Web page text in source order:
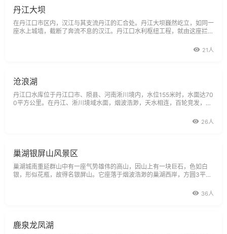
丹江大坝
在丹江口市区内，汉江与其支流丹江的汇合处。丹江大坝巍然屹立，如同一
座水上城墙，截断了奔流不息的汉江。丹江口水利枢纽工程，就由这座拦河
自行勘测、自行设计、自行施工建造的一座具有防洪、发电、灌溉、航运、
21人
沧浪湖
丹江口水库位于丹江口市、陨县、河南淅川境内，水位155米时，水面达70
0平方公里。在丹江、淅川境域水面，烟波浩渺，天水相连，百轮竞发，水
天光、水色、山景、云景、帆影衬映出一幅幅绚丽多彩的图画。均州八景之
26人
巢湖银屏山风景区
巢湖城南重延群山中有一座气势雄伟的高山，因山上有一块巨石，色如白
银，形似花瓶，故得名银屏山。它座落于烟波浩渺的巢湖西岸，方圆3平方
然、吕洞宾修炼成仙之地。洞中乳泉滴沥，五光十色，绚烂璀璨，两壁怪36人
鹿泉龙凤湖